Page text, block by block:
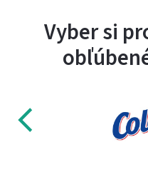
Vyber si